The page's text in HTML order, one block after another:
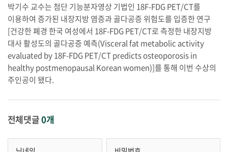
박기수 교수는 첨단 기능분자영상 기법인 18F-FDG PET/CT를
이용하여 증가된 내장지방 염증과 골다공증 위험도를 입증한 연구
[건강한 폐경 한국 여성에서 18F-FDG PET/CT로 측정한 내장지방
대사 활성도의 골다공증 예측(Visceral fat metabolic activity
evaluated by 18F-FDG PET/CT predicts osteoporosis in
healthy postmenopausal Korean women)]를 통해 이번 수상의
주인공이 됐다.
전체댓글0개